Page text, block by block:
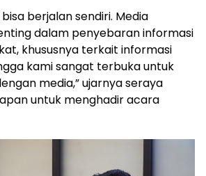
berjalan sendiri. Media
dalam penyebaran informasi
khususnya terkait informasi
kami sangat terbuka untuk
media,” ujarnya seraya
untuk menghadir acara